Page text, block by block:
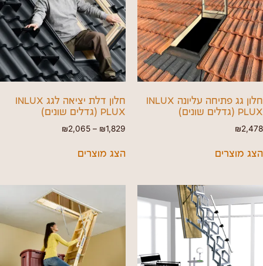
חלון גג פתיחה עליונה INLUX
PLUX (גדלים שונים)
₪2,478
הצג מוצרים
חלון דלת יציאה לגג INLUX
PLUX (גדלים שונים)
₪1,829
–
₪2,065
הצג מוצרים